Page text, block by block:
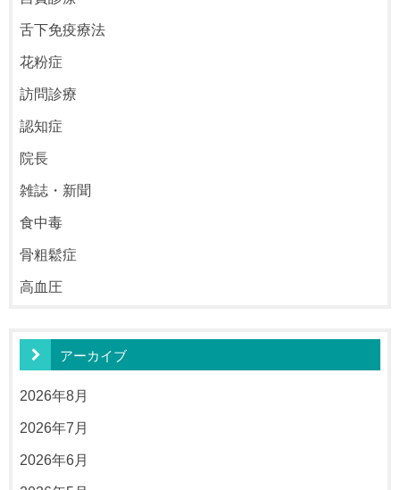
舌下免疫療法
花粉症
訪問診療
認知症
院長
雑誌・新聞
食中毒
骨粗鬆症
高血圧
アーカイブ
2026年8月
2026年7月
2026年6月